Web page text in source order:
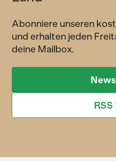
Abonniere unseren
und erhalten jeden
deine Mailbox.
RSS